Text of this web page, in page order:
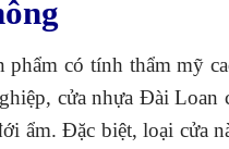
có tính thẩm mỹ
cửa nhựa Đài Loan
ẩm. Đặc biệt, loại cửa